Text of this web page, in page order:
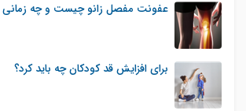
عفونت مفصل زانو چیست و چه زمانی
برای افزایش قد کودکان چه باید کرد؟